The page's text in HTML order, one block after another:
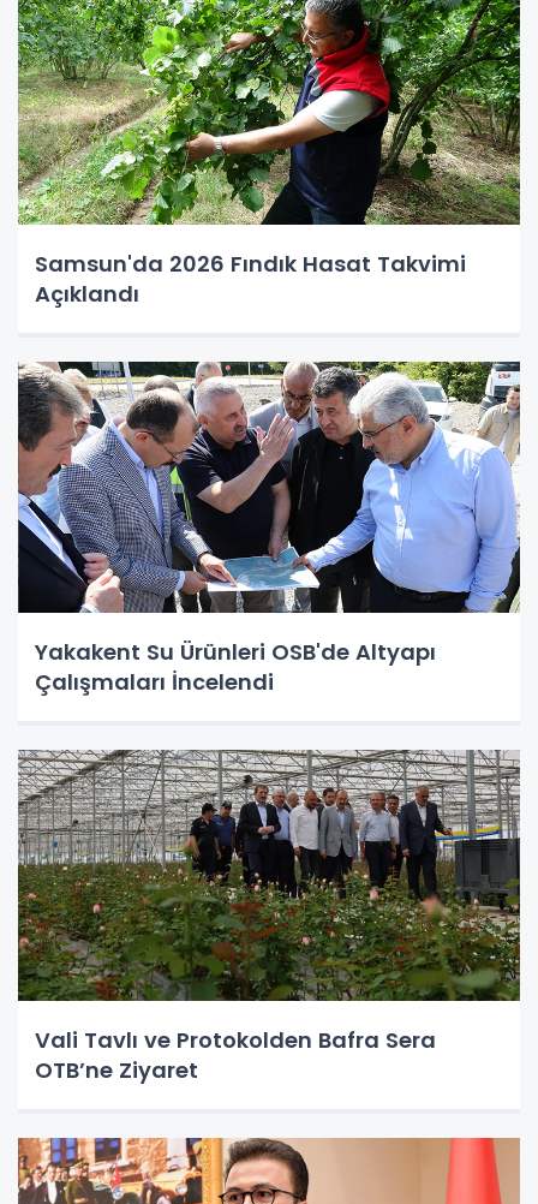
Samsun'da 2026 Fındık Hasat Takvimi
Açıklandı
Yakakent Su Ürünleri OSB'de Altyapı
Çalışmaları İncelendi
Vali Tavlı ve Protokolden Bafra Sera
OTB’ne Ziyaret